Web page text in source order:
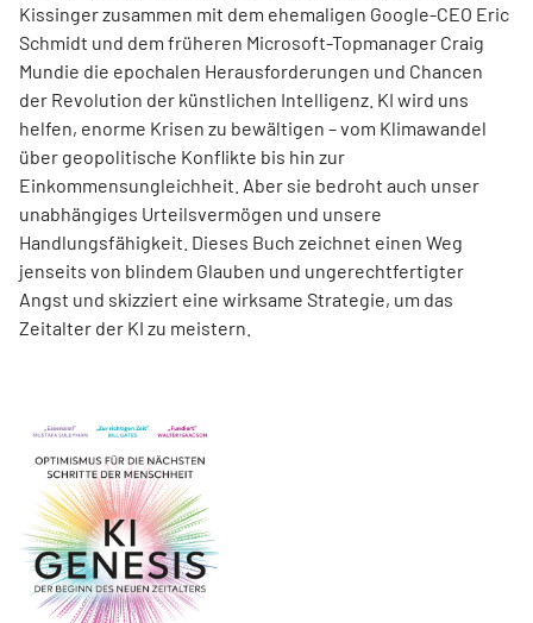
Kissinger zusammen mit dem ehemaligen Google-CEO Eric
Schmidt und dem früheren Microsoft-Topmanager Craig
Mundie die epochalen Herausforderungen und Chancen
der Revolution der künstlichen Intelligenz. KI wird uns
helfen, enorme Krisen zu bewältigen – vom Klimawandel
über geo­poli­tische Konflikte bis hin zur
Einkommensungleichheit. Aber sie bedroht auch unser
unabhängiges Urteilsvermögen und unsere
Handlungsfähigkeit. Dieses Buch zeichnet einen Weg
jenseits von blindem Glauben und ungerechtfertigter
Angst und skizziert eine wirksame Strategie, um das
Zeitalter der KI zu meistern.